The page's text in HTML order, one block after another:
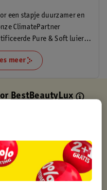
een stapje duurzamer en
ClimatePartner
Pure & Soft luiers.
hier meer.
meer
BestBeautyLux
kaart